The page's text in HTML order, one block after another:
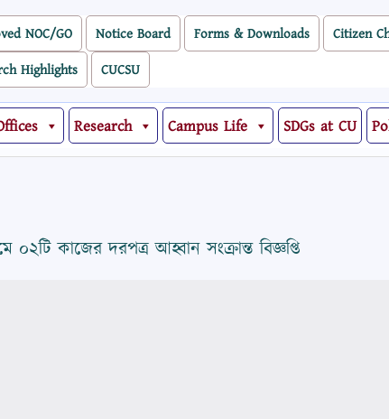
NOC/GO Notice Board Forms & Downloads Citizen
Highlights
CUCSU
Research Campus Life SDGs at CU
০২টি কাজের দরপত্র আহ্বান সংক্রান্ত বিজ্ঞপ্তি